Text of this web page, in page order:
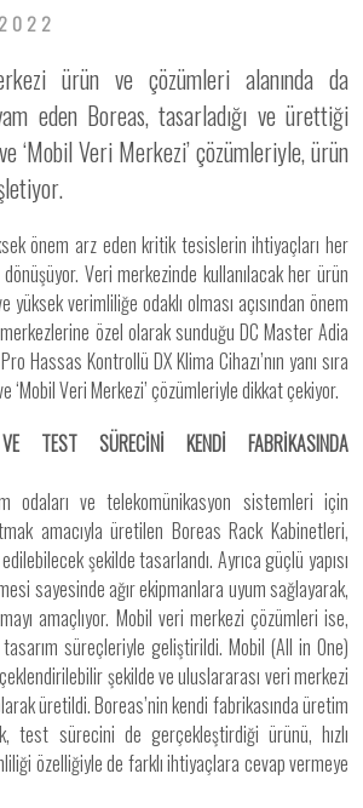
ürün ve çözümleri alanında da
eden Boreas, tasarladığı ve ürettiği
‘Mobil Veri Merkezi’ çözümleriyle, ürün
önem arz eden kritik tesislerin ihtiyaçları her
Veri merkezinde kullanılacak her ürün
verimliliğe odaklı olması açısından önem
özel olarak sunduğu DC Master Adia
Hassas Kontrollü DX Klima Cihazı’nın yanı sıra
‘Mobil Veri Merkezi’ çözümleriyle dikkat çekiyor.
TEST SÜRECİNİ KENDİ FABRİKASINDA
odaları ve telekomünikasyon sistemleri için
amacıyla üretilen Boreas Rack Kabinetleri,
şekilde tasarlandı. Ayrıca güçlü yapısı
sayesinde ağır ekipmanlara uyum sağlayarak,
amaçlıyor. Mobil veri merkezi çözümleri ise,
süreçleriyle geliştirildi. Mobil (All in One)
şekilde ve uluslararası veri merkezi
üretildi. Boreas’nin kendi fabrikasında üretim
test sürecini de gerçekleştirdiği ürünü, hızlı
özelliğiyle de farklı ihtiyaçlara cevap vermeye